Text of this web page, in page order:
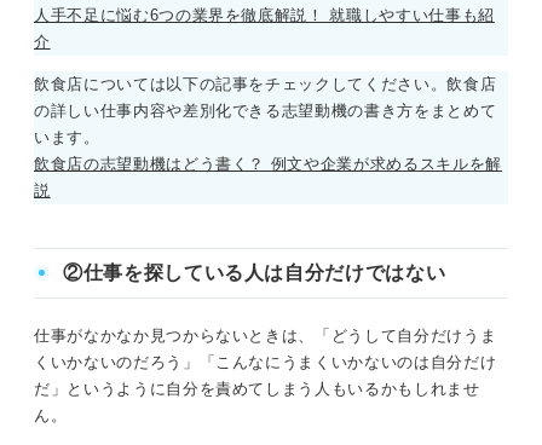
人手不足に悩む6つの業界を徹底解説！ 就職しやすい仕事も紹
介
飲食店については以下の記事をチェックしてください。飲食店
の詳しい仕事内容や差別化できる志望動機の書き方をまとめて
います。
飲食店の志望動機はどう書く？ 例文や企業が求めるスキルを解
説
②仕事を探している人は自分だけではない
仕事がなかなか見つからないときは、「どうして自分だけうま
くいかないのだろう」「こんなにうまくいかないのは自分だけ
だ」というように自分を責めてしまう人もいるかもしれませ
ん。